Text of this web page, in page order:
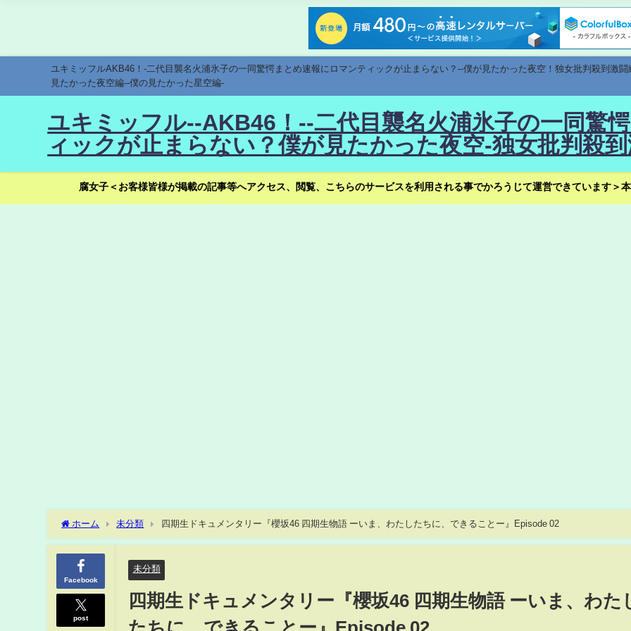
ユキミッフルAKB46！-二代目襲名火浦氷子の一同驚愕まとめ速報にロマンティックが止まらない？--僕が見たかった夜空！独女批判殺到激
見たかった夜空編--僕の見たかった星空編-
ユキミッフル--AKB46！--二代目襲名火浦氷子の一同驚
ィックが止まらない？僕が見たかった夜空-独女批判殺
腐女子＜お客様皆様が掲載の記事等へアクセス、閲覧、こちらのサービスを利用される事でかろうじて運営できています＞
ホーム 未分類 四期生ドキュメンタリー『櫻坂46 四期生物語 ーいま、わたしたちに、できることー』Episode 02
Facebook
post
未分類
四期生ドキュメンタリー『櫻坂46 四期生物語 ーいま、わた
たちに、できることー』Episode 02